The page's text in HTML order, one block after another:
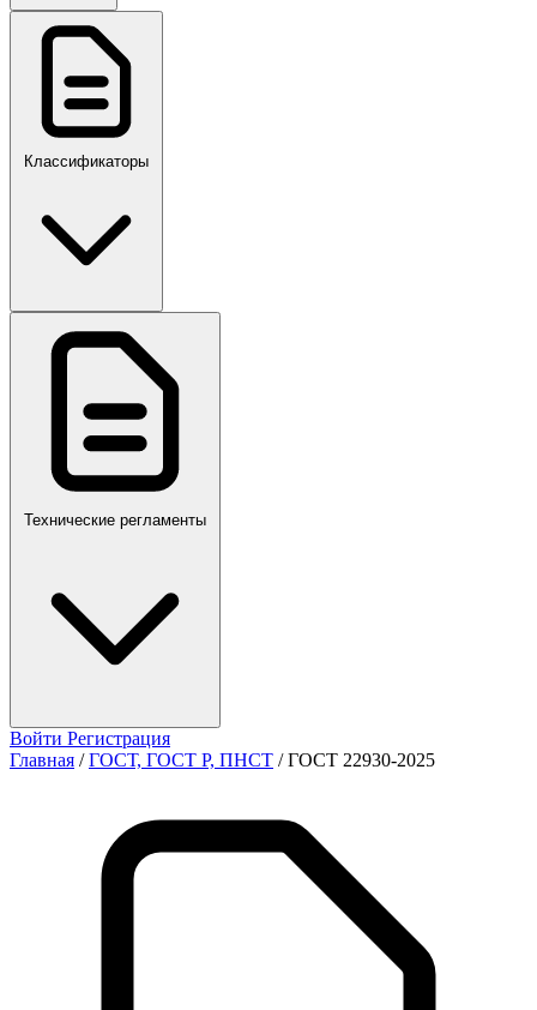
ГОСТ, ГОСТ Р, ПНСТ
ПР,Р,ПМГ,РМГ
Классификаторы
Технические регламенты
Войти Регистрация
Главная / ГОСТ, ГОСТ Р, ПНСТ / ГОСТ 22930-2025